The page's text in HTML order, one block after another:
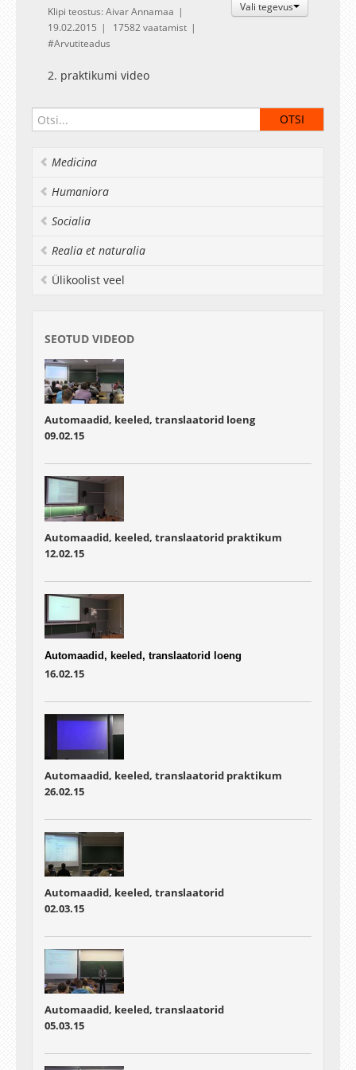
Vali tegevus
Klipi teostus: Aivar Annamaa
19.02.2015
17582 vaatamist
Arvutiteadus
2. praktikumi video
Medicina
Humaniora
Socialia
Realia et naturalia
Ülikoolist veel
SEOTUD VIDEOD
Automaadid, keeled, translaatorid loeng
09.02.15
Automaadid, keeled, translaatorid praktikum
12.02.15
Automaadid, keeled, translaatorid loeng
16.02.15
Automaadid, keeled, translaatorid praktikum
26.02.15
Automaadid, keeled, translaatorid
02.03.15
Automaadid, keeled, translaatorid
05.03.15